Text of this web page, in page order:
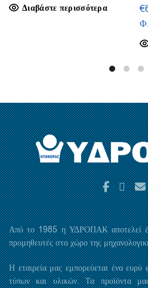
Διαβάστε περισσότερα
€
Από το 1985 η ΥΔΡΟΠΑΚ αποτελεί
προμηθευτές στο χώρο της
Η εταιρεία μας εμπορεύεται ένα
τύπων και υλικών. Τα προϊόντα